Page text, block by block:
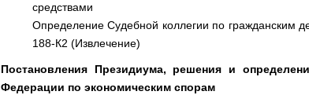
средствами
Определение Судебной коллегии по гражданским
188-К2 (Извлечение)
Постановления Президиума, решения и
Федерации по экономическим спорам